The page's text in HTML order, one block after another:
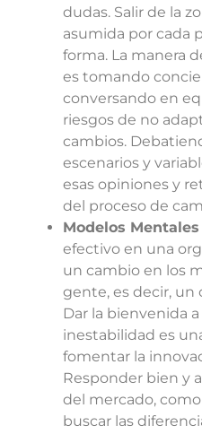
dudas. Salir de la
asumida por cada
forma. La manera
es tomando
conversando en
riesgos de no
cambios.
escenarios y
esas opiniones y
del proceso de
Modelos
efectivo en una
un cambio en los
gente, es decir, un
Dar la bienvenida
inestabilidad es
fomentar la
Responder bien y
del mercado,
buscar las